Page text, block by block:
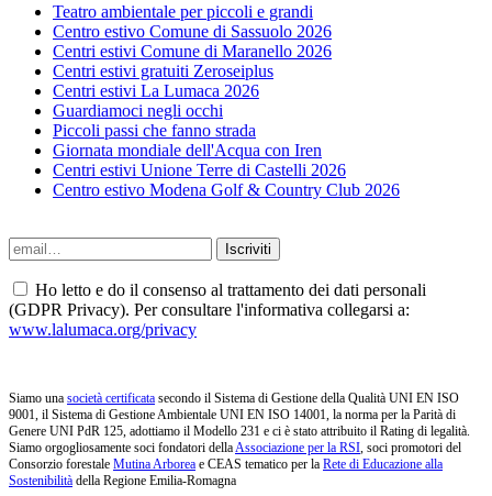
Teatro ambientale per piccoli e grandi
Centro estivo Comune di Sassuolo 2026
Centri estivi Comune di Maranello 2026
Centri estivi gratuiti Zeroseiplus
Centri estivi La Lumaca 2026
Guardiamoci negli occhi
Piccoli passi che fanno strada
Giornata mondiale dell'Acqua con Iren
Centri estivi Unione Terre di Castelli 2026
Centro estivo Modena Golf & Country Club 2026
Ho letto e do il consenso al trattamento dei dati personali
(GDPR Privacy). Per consultare l'informativa collegarsi a:
www.lalumaca.org/privacy
Siamo una società certificata secondo il Sistema di Gestione della Qualità UNI EN ISO
9001, il Sistema di Gestione Ambientale UNI EN ISO 14001, la norma per la Parità di
Genere UNI PdR 125, adottiamo il Modello 231 e ci è stato attribuito il Rating di legalità.
Siamo orgogliosamente soci fondatori dellaAssociazione per la RSI, soci promotori del
Consorzio forestale Mutina Arborea e CEAS tematico per la Rete di Educazione alla
Sostenibilità della Regione Emilia-Romagna